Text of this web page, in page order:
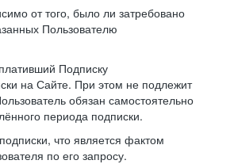
от того, было ли затребовано
Пользователю
Подписку
на Сайте. При этом не подлежит
обязан самостоятельно
периода подписки.
что является фактом
по его запросу.